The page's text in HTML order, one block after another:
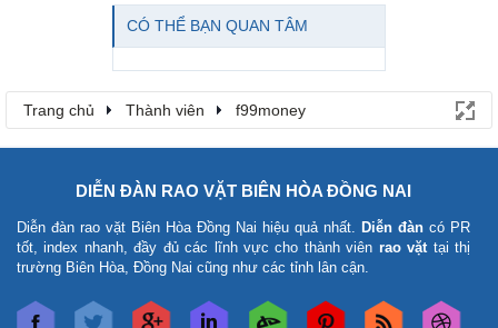
CÓ THỂ BẠN QUAN TÂM
Trang chủ Thành viên f99money
DIỄN ĐÀN RAO VẶT BIÊN HÒA ĐỒNG NAI
Diễn đàn rao vặt Biên Hòa Đồng Nai hiệu quả nhất. Diễn đàn có PR
tốt, index nhanh, đầy đủ các lĩnh vực cho thành viên rao vặttại thị
trường Biên Hòa, Đồng Nai cũng như các tỉnh lân cận.